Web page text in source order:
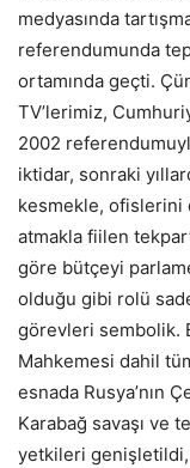
medyasında
referendumunda
ortamında geçti.
TV’lerimiz,
2002
iktidar, sonraki
kesmekle, ofislerini
atmakla fiilen
göre bütçeyi
olduğu gibi rolü
görevleri sembolik.
Mahkemesi dahil
esnada Rusya’nın
Karabağ savaşı ve
yetkileri genişletildi,